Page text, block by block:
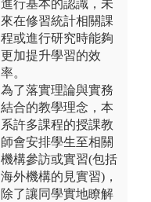
進行基本的認識，未
來在修習統計相關課
程或進行研究時能夠
更加提升學習的效
率。
為了落實理論與實務
結合的教學理念，本
系許多課程的授課教
師會安排學生至相關
機構參訪或實習(包括
海外機構的見實習)，
除了讓同學實地瞭解